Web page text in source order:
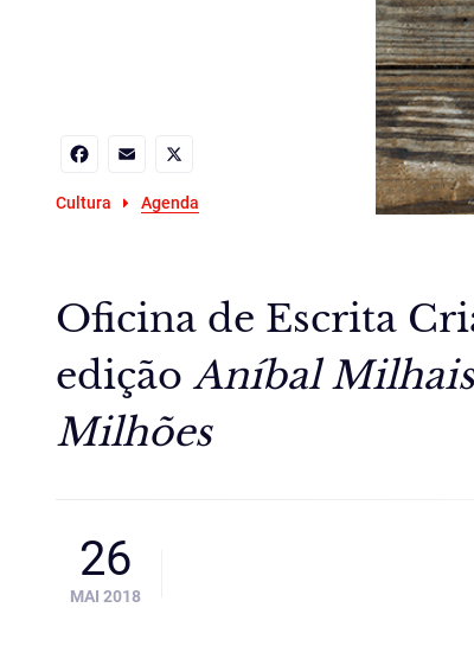
Facebook
Email
X
Cultura Agenda
Oficina de Escrita
edição Aníbal
Milhões
26
MAI 2018